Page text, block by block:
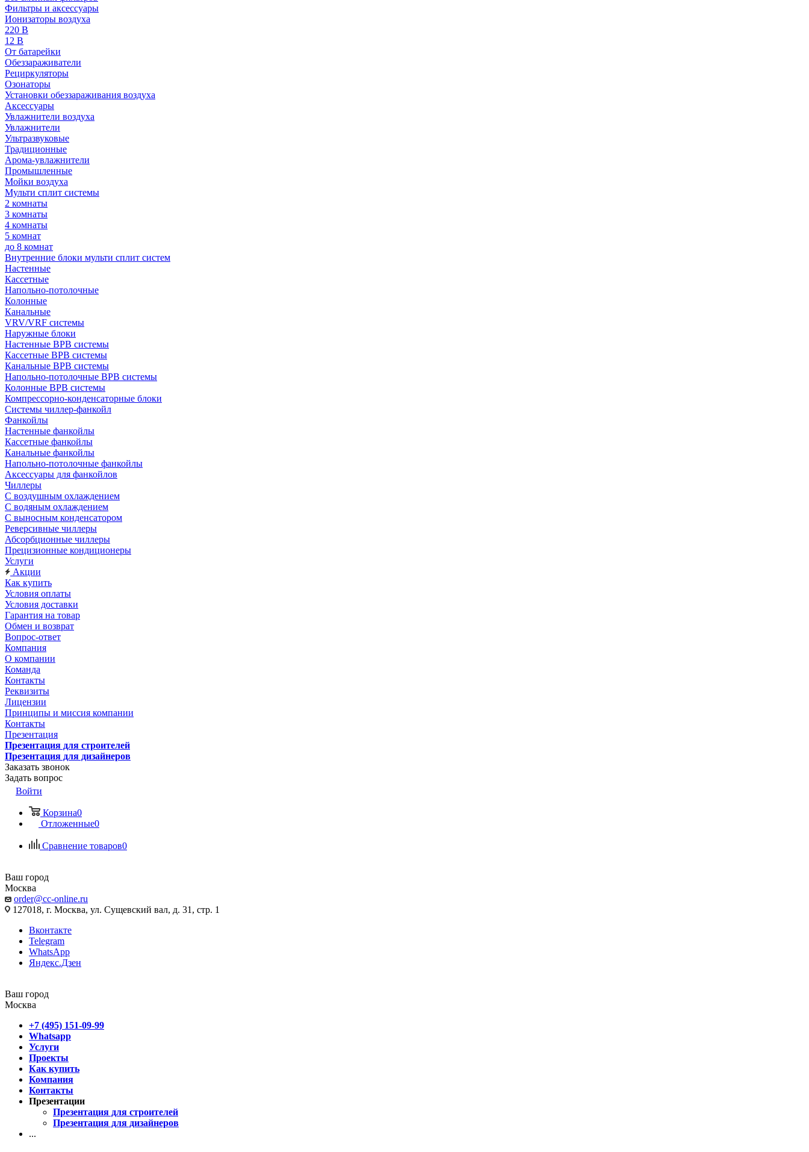
Фильтры и аксессуары
Ионизаторы воздуха
220 В
12 В
От батарейки
Обеззараживатели
Рециркуляторы
Озонаторы
Установки обеззараживания воздуха
Аксессуары
Увлажнители воздуха
Увлажнители
Ультразвуковые
Традиционные
Арома-увлажнители
Промышленные
Мойки воздуха
Мульти сплит системы
2 комнаты
3 комнаты
4 комнаты
5 комнат
до 8 комнат
Внутренние блоки мульти сплит систем
Настенные
Кассетные
Напольно-потолочные
Колонные
Канальные
VRV/VRF системы
Наружные блоки
Настенные ВРВ системы
Кассетные ВРВ системы
Канальные ВРВ системы
Напольно-потолочные ВРВ системы
Колонные ВРВ системы
Компрессорно-конденсаторные блоки
Системы чиллер-фанкойл
Фанкойлы
Настенные фанкойлы
Кассетные фанкойлы
Канальные фанкойлы
Напольно-потолочные фанкойлы
Аксессуары для фанкойлов
Чиллеры
С воздушным охлаждением
С водяным охлаждением
С выносным конденсатором
Реверсивные чиллеры
Абсорбционные чиллеры
Прецизионные кондиционеры
Услуги
Акции
Как купить
Условия оплаты
Условия доставки
Гарантия на товар
Обмен и возврат
Вопрос-ответ
Компания
О компании
Команда
Контакты
Реквизиты
Лицензии
Принципы и миссия компании
Контакты
Презентация
Презентация для строителей
Презентация для дизайнеров
Заказать звонок
Задать вопрос
Войти
Корзина0
Отложенные0
Сравнение товаров0
Ваш город
Москва
order@cc-online.ru
127018, г. Москва, ул. Сущевский вал, д. 31, стр. 1
Вконтакте
Telegram
WhatsApp
Яндекс.Дзен
Ваш город
Москва
+7 (495) 151-09-99
Whatsapp
Услуги
Проекты
Как купить
Компания
Контакты
Презентации
Презентация для строителей
Презентация для дизайнеров
...